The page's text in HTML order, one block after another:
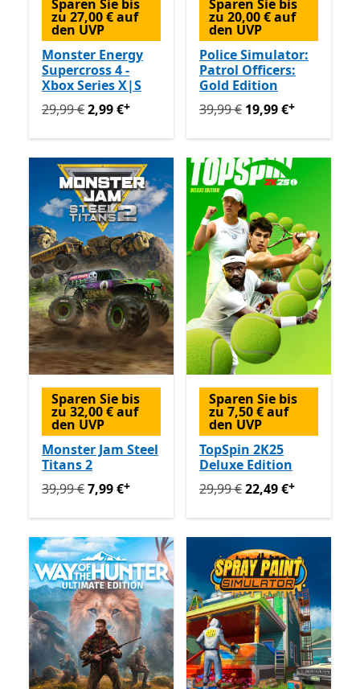
Sparen Sie bis
zu 27,00 € auf
den UVP
Monster Energy
Supercross 4 -
Xbox Series X|S
Ursprünglich 29,99 € jetzt 2,99 €Enthält In-App-
29,99 €2,99 €+
Sparen Sie bis
zu 20,00 € auf
den UVP
Police Simulator:
Patrol Officers:
Gold Edition
Ursprünglich 39,99 € jetzt
39,99 € 19,99 €+
Sparen Sie bis
zu 32,00 € auf
den UVP
Monster Jam Steel
Titans 2
Ursprünglich 39,99 € jetzt 7,99 €Enthält In-App-
39,99 €7,99 €+
Sparen Sie bis
zu 7,50 € auf
den UVP
TopSpin 2K25
Deluxe Edition
Ursprünglich 29,99 € jetzt
29,99 €22,49 €+